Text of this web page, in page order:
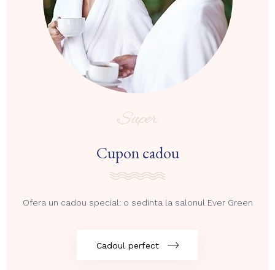
Super
Cupon cadou
Ofera un cadou special: o sedinta la salonul Ever Green
Cadoul perfect